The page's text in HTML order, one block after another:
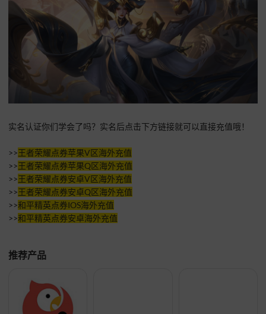
实名认证你们学会了吗？实名后点击下方链接就可以直接充值哦！
>>王者荣耀点券苹果V区海外充值
>>王者荣耀点券苹果Q区海外充值
>>王者荣耀点券安卓V区海外充值
>>王者荣耀点券安卓Q区海外充值
>>和平精英点券IOS海外充值
>>和平精英点券安卓海外充值
推荐产品